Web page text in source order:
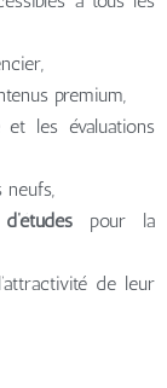
premium,
les évaluations
pour la
de leur